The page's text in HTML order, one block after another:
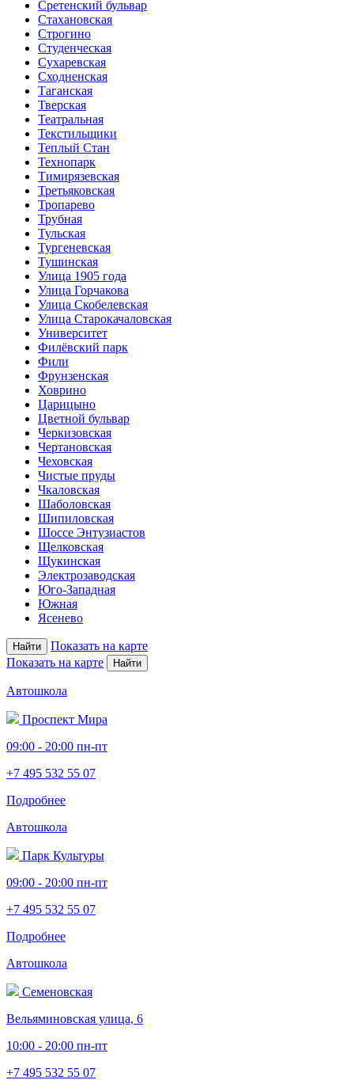
Сретенский бульвар
Стахановская
Строгино
Студенческая
Сухаревская
Сходненская
Таганская
Тверская
Театральная
Текстильщики
Теплый Стан
Технопарк
Тимирязевская
Третьяковская
Тропарево
Трубная
Тульская
Тургеневская
Тушинская
Улица 1905 года
Улица Горчакова
Улица Скобелевская
Улица Старокача­ловская
Университет
Филёвский парк
Фили
Фрунзенская
Ховрино
Царицыно
Цветной бульвар
Черкизовская
Чертановская
Чеховская
Чистые пруды
Чкаловская
Шаболовская
Шипиловская
Шоссе Энтузиастов
Щелковская
Щукинская
Электро­заводская
Юго-Западная
Южная
Ясенево
Найти
Показать на карте
Показать на карте
Найти
Автошкола
Проспект Мира
09:00 - 20:00 пн-пт
+7 495 532 55 07
Подробнее
Автошкола
Парк Культуры
09:00 - 20:00 пн-пт
+7 495 532 55 07
Подробнее
Автошкола
Семеновская
Вельяминовская улица, 6
10:00 - 20:00 пн-пт
+7 495 532 55 07